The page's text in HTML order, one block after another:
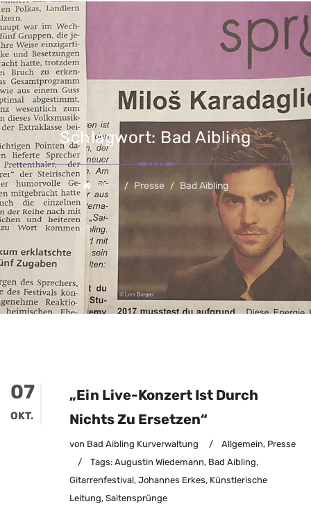
Schlagwort: Bad Aibling
Start Presse Bad Aibling
07
OKT.
„Ein Live-Konzert Ist Durch
Nichts Zu Ersetzen“
von Bad Aibling Kurverwaltung / Allgemein, Presse
/
Tags: Augustin Wiedemann, Bad Aibling,
Gitarrenfestival, Johannes Erkes, Künstlerische
Leitung, Saitensprünge